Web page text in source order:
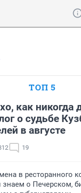
ТОП 5
как никогда
о судьбе
в августе
19
в ресторанного
о Печерском,